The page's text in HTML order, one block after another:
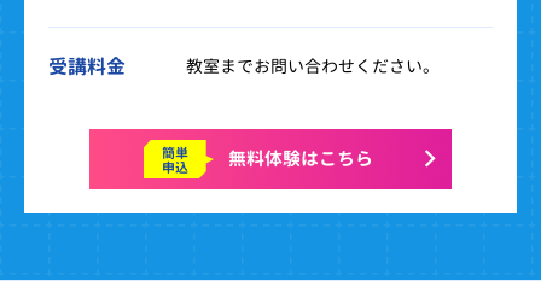
受講料金 教室までお問い合わせください。
簡単
申込 無料体験はこちら